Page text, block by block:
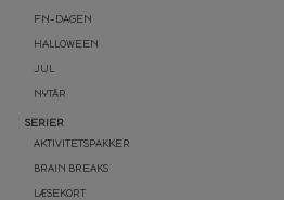
FN-DAGEN
HALLOWEEN
JUL
NYTÅR
SERIER
AKTIVITETSPAKKER
BRAIN BREAKS
LÆSEKORT